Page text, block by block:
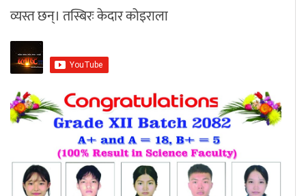
छापा संस्करण अर्थ
राशिफल
व्यस्त छन्। तस्बिरः केदार कोइराला